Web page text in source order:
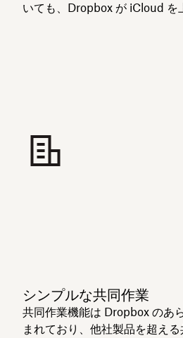
いても、Dropbox が iCloud を
シンプルな共同作業
共同作業機能は Dropbox のあ
まれており、他社製品を超え